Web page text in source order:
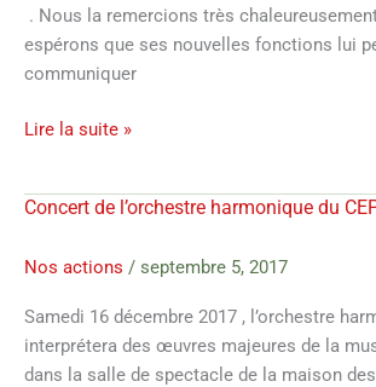
. Nous la remercions très
espérons que ses nouvelles fonctions lui
communiquer
Lire la suite »
Concert de l’orchestre harmonique du
Nos actions / septembre 5, 2017
Samedi 16 décembre 2017 , l’orchestre
interprétera des œuvres majeures de la
dans la salle de spectacle de la maison
Concert
l’orchestre
du
CEP